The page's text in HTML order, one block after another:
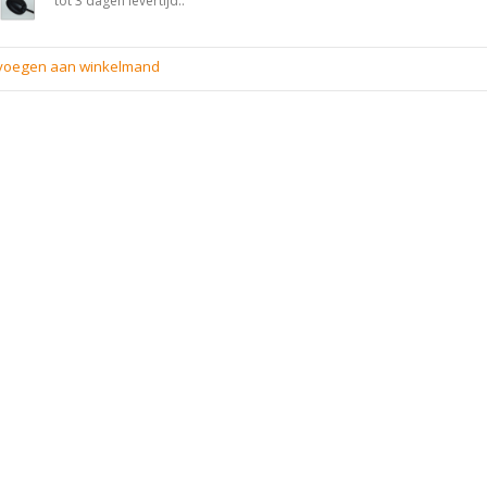
aan winkelmand